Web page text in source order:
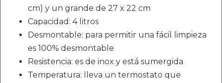
cm) y un grande de 27 x 22 cm
Capacidad: 4 litros
Desmontable: para permitir una fácil limpieza
es 100% desmontable
Resistencia: es de inox y está sumergida
Temperatura: lleva un termostato que